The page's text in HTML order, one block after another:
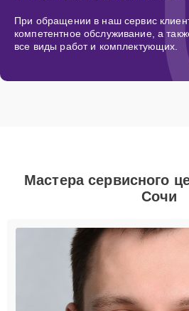
При обращении в наш сервис
компетентное обслуживание, а
все виды работ и комплектующих.
Мастера сервисного
Сочи